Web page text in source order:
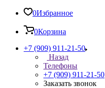
0Избранное
0Корзина
+7 (909) 911-21-50
Назад
Телефоны
+7 (909) 911-21-50
Заказать звонок